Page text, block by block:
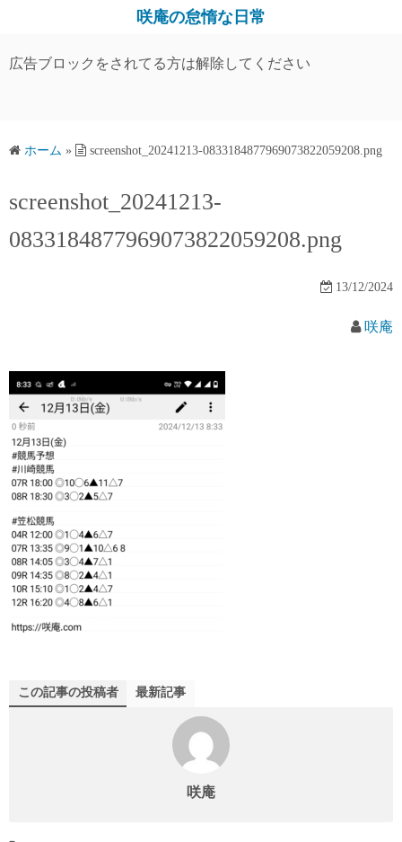
テ
ス
ッ
咲庵の怠惰な日常
広告ブロックをされてる方は解除してください
ホーム » screenshot_20241213-0833184877969073822059208.png
screenshot_20241213-
0833184877969073822059208.png
13/12/2024
咲庵
この記事の投稿者 最新記事
咲庵